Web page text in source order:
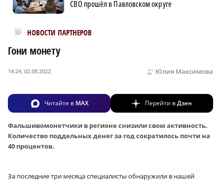
СВО прошёл в Павловском округе
НОВОСТИ ПАРТНЕРОВ
Новости МирТесен
Гони монету
Юлия Максимова
14:24, 02.08.2022
Читайте в MAX Перейти вДзен
Фальшивомонетчики в регионе снизили свою активность.
Количество поддельных денег за год сократилось почти на
40 процентов.
За последние три месяца специалисты обнаружили в нашей